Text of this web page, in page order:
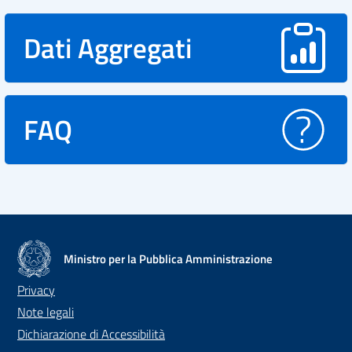
Dati Aggregati
FAQ
Ministro per la Pubblica Amministrazione
Privacy
Note legali
Dichiarazione di Accessibilità